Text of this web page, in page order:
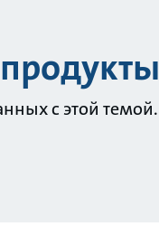
с этой темой.